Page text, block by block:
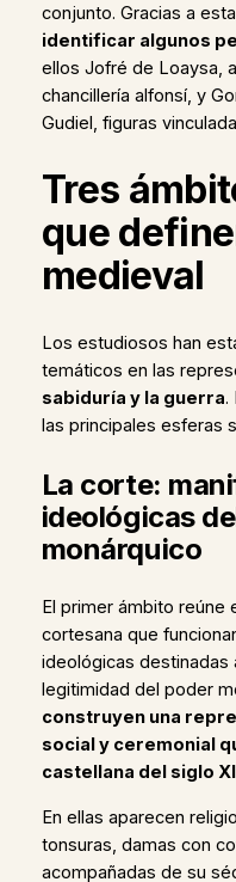
conjunto. Gracias a
identificar algunos
ellos Jofré de Loaysa,
chancillería alfonsí, y
Gudiel, figuras
Tres
que
medieval
Los estudiosos han
temáticos en las
sabiduría y la guerra.
las principales esferas
La corte:
ideológicas
monárquico
El primer ámbito reúne
cortesana que
ideológicas destinadas
legitimidad del poder
construyen una
social y ceremonial
castellana del siglo
En ellas aparecen
tonsuras, damas con
acompañadas de su